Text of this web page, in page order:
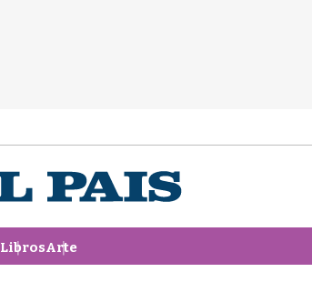
LibrosArte